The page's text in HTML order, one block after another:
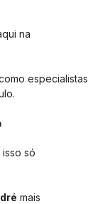
na
especialistas
só
mais